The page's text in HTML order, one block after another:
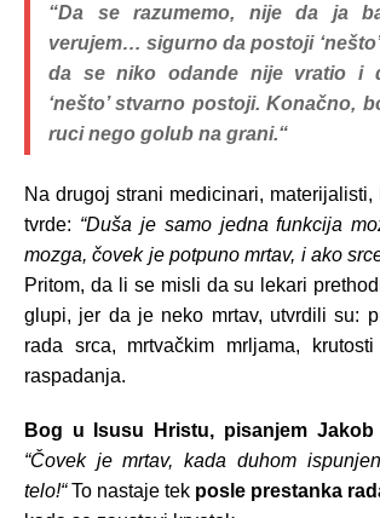
“Da se razumemo, nije da ja
verujem… sigurno da postoji
da se niko odande nije vratio i
‘nešto’ stvarno postoji. Konačno,
ruci nego golub na grani.“
Na drugoj strani medicinari,
tvrde: “Duša je samo jedna funkcija
mozga, čovek je potpuno mrtav, i ako
Pritom, da li se misli da su lekari
glupi, jer da je neko mrtav, utvrdili su:
rada srca, mrtvačkim mrljama,
raspadanja.
Bog u Isusu Hristu, pisanjem Jakob
“Čovek je mrtav, kada duhom
telo!“To nastaje tek posle prestanka